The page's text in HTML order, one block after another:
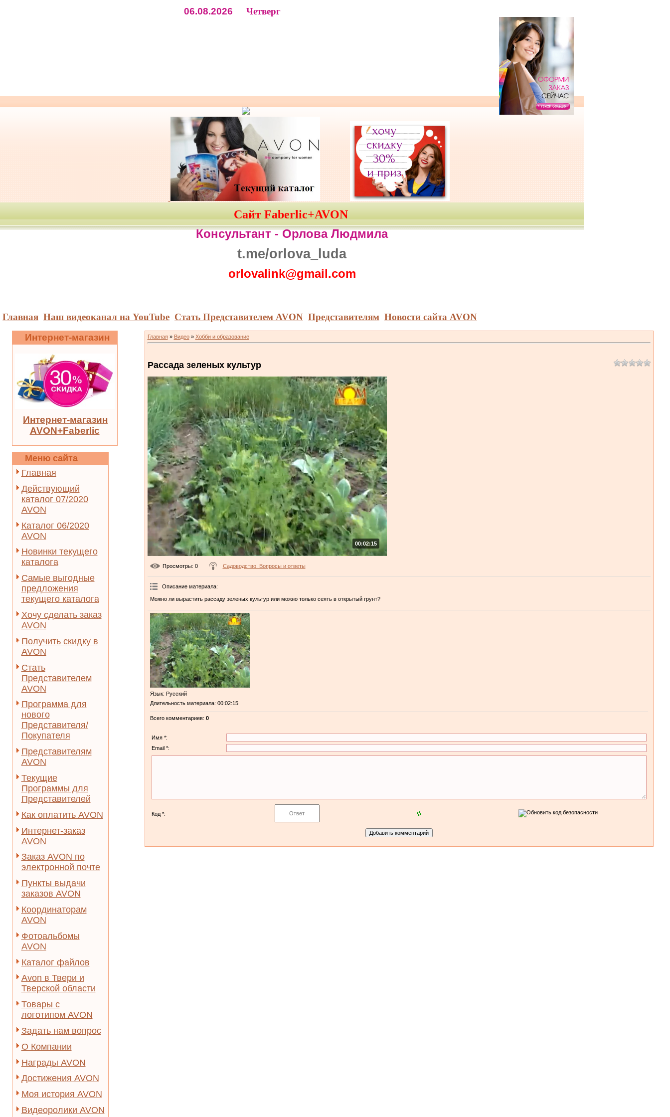
06.08.2026 Четверг
Сайт Faberlic+AVON
Консультант -Орлова Людмила
t.me/orlova_luda
orlovalink@gmail.com
Главная Наш видеоканал на YouTube Стать Представителем AVON Представителям Новости сайта AVON
Интернет-магазин
Интернет-магазин
AVON+Faberlic
Меню сайта
Главная
Действующий
каталог 07/2020
AVON
Каталог 06/2020
AVON
Новинки текущего
каталога
Самые выгодные
предложения
текущего каталога
Хочу сделать заказ
AVON
Получить скидку в
AVON
Стать
Представителем
AVON
Программа для
нового
Представителя/
Покупателя
Представителям
AVON
Текущие
Программы для
Представителей
Как оплатить AVON
Интернет-заказ
AVON
Заказ AVON по
электронной почте
Пункты выдачи
заказов AVON
Координаторам
AVON
Фотоальбомы
AVON
Каталог файлов
Avon в Твери и
Тверской области
Товары с
логотипом AVON
Задать нам вопрос
О Компании
Награды AVON
Достижения AVON
Моя история AVON
Видеоролики AVON
Главная» Видео» Хобби и образование
Рассада зеленых культур
00:02:15
Просмотры: 0 Садоводство. Вопросы и ответы
Описание материала:
Можно ли вырастить рассаду зеленых культур или можно только сеять в открытый грунт?
Язык: Русский
Длительность материала: 00:02:15
Всего комментариев: 0
Имя *:
Email *:
Код *: